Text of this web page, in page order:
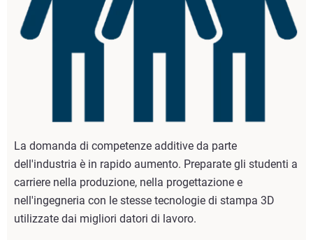
La domanda di competenze additive da parte
dell'industria è in rapido aumento. Preparate gli studenti a
carriere nella produzione, nella progettazione e
nell'ingegneria con le stesse tecnologie di stampa 3D
utilizzate dai migliori datori di lavoro.